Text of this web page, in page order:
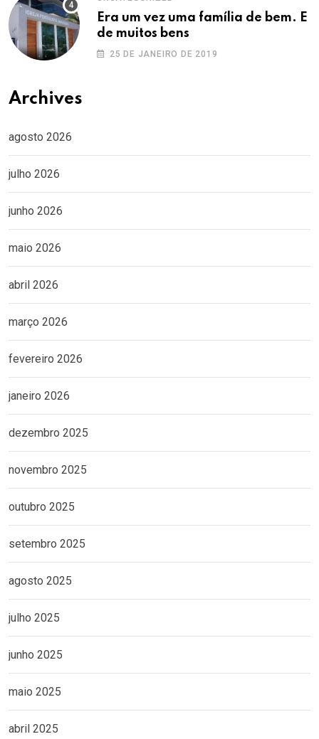
Era um vez uma família de bem. E
de muitos bens
25 DE JANEIRO DE 2019
Archives
agosto 2026
julho 2026
junho 2026
maio 2026
abril 2026
março 2026
fevereiro 2026
janeiro 2026
dezembro 2025
novembro 2025
outubro 2025
setembro 2025
agosto 2025
julho 2025
junho 2025
maio 2025
abril 2025